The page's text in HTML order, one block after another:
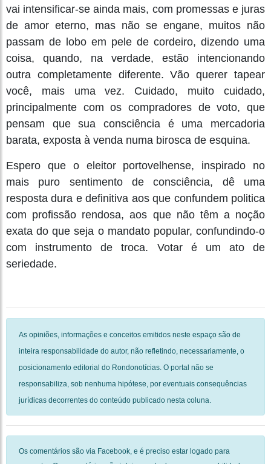
vai intensificar-se ainda mais, com promessas e juras
de amor eterno, mas não se engane, muitos não
passam de lobo em pele de cordeiro, dizendo uma
coisa, quando, na verdade, estão intencionando
outra completamente diferente. Vão querer tapear
você, mais uma vez. Cuidado, muito cuidado,
principalmente com os compradores de voto, que
pensam que sua consciência é uma mercadoria
barata, exposta à venda numa birosca de esquina.
Espero que o eleitor portovelhense, inspirado no
mais puro sentimento de consciência, dê uma
resposta dura e definitiva aos que confundem politica
com profissão rendosa, aos que não têm a noção
exata do que seja o mandato popular, confundindo-o
com instrumento de troca. Votar é um ato de
seriedade.
As opiniões, informações e conceitos emitidos neste espaço são de
inteira responsabilidade do autor, não refletindo, necessariamente, o
posicionamento editorial do Rondonotícias. O portal não se
responsabiliza, sob nenhuma hipótese, por eventuais consequências
jurídicas decorrentes do conteúdo publicado nesta coluna.
Os comentários são via Facebook, e é preciso estar logado para